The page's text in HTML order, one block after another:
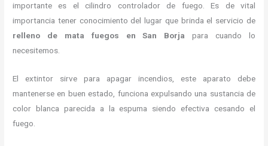
importante es el cilindro controlador de fuego. Es de vital
importancia tener conocimiento del lugar que brinda el servicio de
relleno de mata fuegos en San Borjapara cuando lo
necesitemos.
El extintor sirve para apagar incendios, este aparato debe
mantenerse en buen estado, funciona expulsando una sustancia de
color blanca parecida a la espuma siendo efectiva cesando el
fuego.